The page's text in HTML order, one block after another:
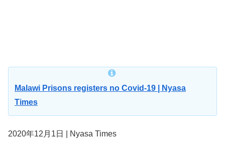
Malawi Prisons registers no Covid-19 | Nyasa
Times
2020年12月1日 | Nyasa Times